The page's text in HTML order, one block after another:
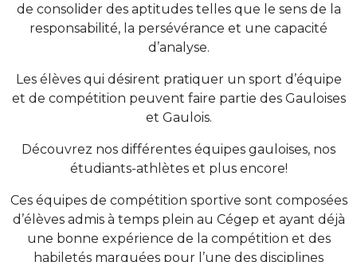
de consolider des aptitudes telles que le sens de la
responsabilité, la persévérance et une capacité
d’analyse.
Les élèves qui désirent pratiquer un sport d’équipe
et de compétition peuvent faire partie des Gauloises
et Gaulois.
Découvrez nos différentes équipes gauloises, nos
étudiants-athlètes et plus encore!
Ces équipes de compétition sportive sont composées
d’élèves admis à temps plein au Cégep et ayant déjà
une bonne expérience de la compétition et des
habiletés marquées pour l’une des disciplines